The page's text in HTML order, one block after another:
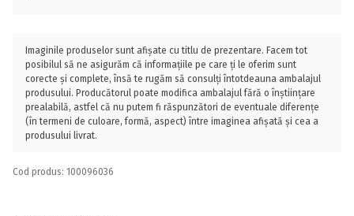
Imaginile produselor sunt afișate cu titlu de prezentare. Facem tot
posibilul să ne asigurăm că informațiile pe care ți le oferim sunt
corecte și complete, însă te rugăm să consulți întotdeauna ambalajul
produsului. Producătorul poate modifica ambalajul fără o înștiințare
prealabilă, astfel că nu putem fi răspunzători de eventuale diferențe
(în termeni de culoare, formă, aspect) între imaginea afișată și cea a
produsului livrat.
Cod produs: 100096036